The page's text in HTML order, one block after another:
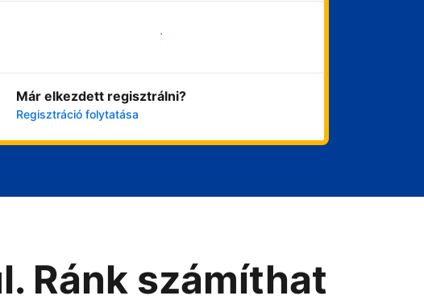
Vágjon bele most
Már elkezdett regisztrálni?
Regisztráció folytatása
Ránk számíthat